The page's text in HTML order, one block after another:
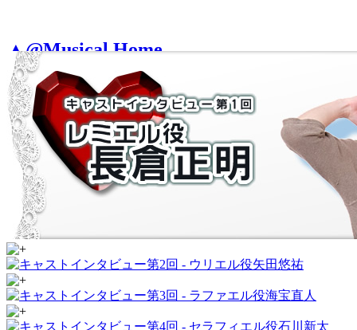
▲@Musical Home
△天使達-ANGELS- Home